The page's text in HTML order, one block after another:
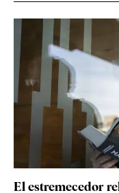
El estremecedor